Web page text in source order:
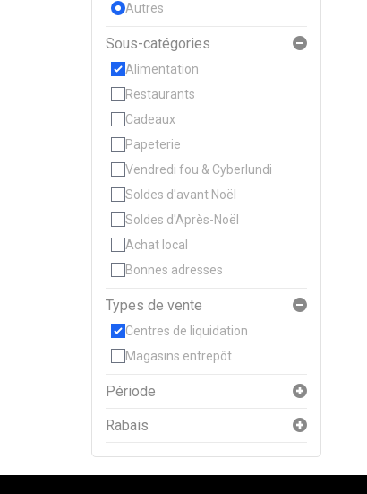
Autres
Sous-catégories
Alimentation
Restaurants
Cadeaux
Papeterie
Vendredi fou & Cyberlundi
Soldes d'avant Noël
Soldes d'Après-Noël
Achat local
Bonnes adresses
Types de vente
Centres de liquidation
Magasins entrepôt
Période
Rabais